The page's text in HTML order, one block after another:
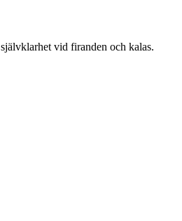
vid firanden och kalas.